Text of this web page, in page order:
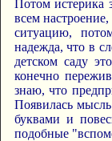
Потом истерика
всем
ситуацию,
надежда, что в
детском саду
конечно
знаю, что
Появилась
буквами и
подобные